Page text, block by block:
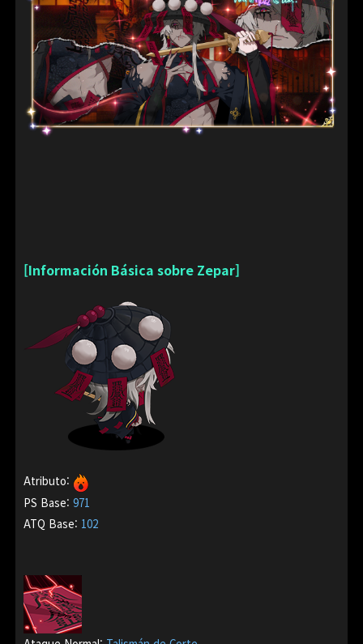
[Información Básica sobre Zepar]
Atributo:
PS Base: 971
ATQ Base: 102